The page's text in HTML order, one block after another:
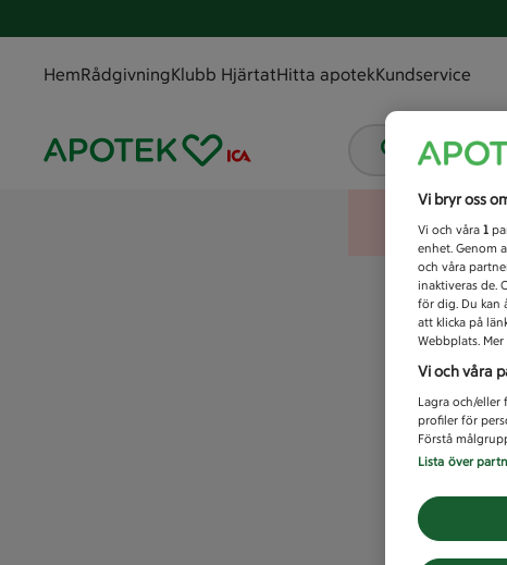
HemRådgivningKlubb HjärtatHitta apotekKundservice
Vad letar
Vi bryr oss
Vi och våra 1
enhet. Genom
och våra
inaktiveras de.
för dig. Du kan
att klicka på
Webbplats.
Vi och våra
Lagra och/eller
profiler för
Förstå
Lista över